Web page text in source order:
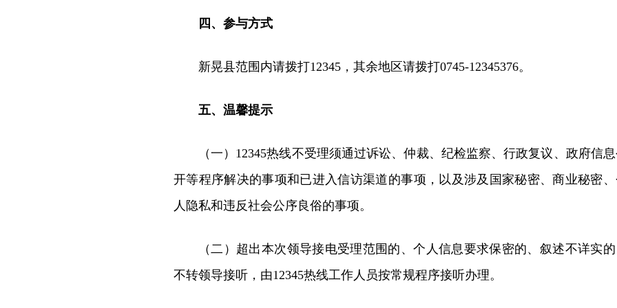
四、参与方式
新晃县范围内请拨打12345，其余地区请拨打0745-12345376。
五、 温馨提示
（一）12345热线不受理须通过诉讼、仲裁、纪检监察、行政复议、政府信
开等程序解决的事项和已进入信访渠道的事项，以及涉及国家秘密、商业秘密
人隐私和违反社会公序良俗的事项。
（二）超出本次领导接电受理范围的、个人信息要求保密的、叙述不详实的
不转领导接听，由12345热线工作人员按常规程序接听办理。